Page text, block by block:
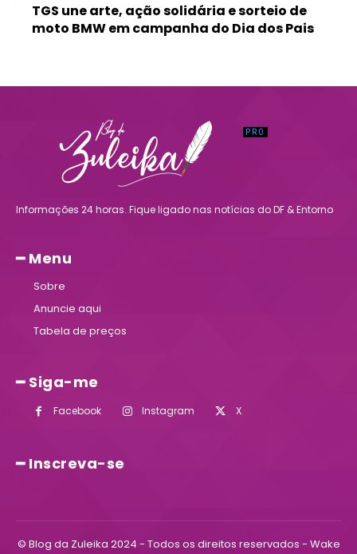
TGS une arte, ação solidária e sorteio de
moto BMW em campanha do Dia dos Pais
Informações 24 horas. Fique ligado nas notícias do DF & Entorno
━ Menu
Sobre
Anuncie aqui
Tabela de preços
━ Siga-me
Facebook Instagram X
━ Inscreva-se
© Blog da Zuleika 2024 - Todos os direitos reservados - Wake